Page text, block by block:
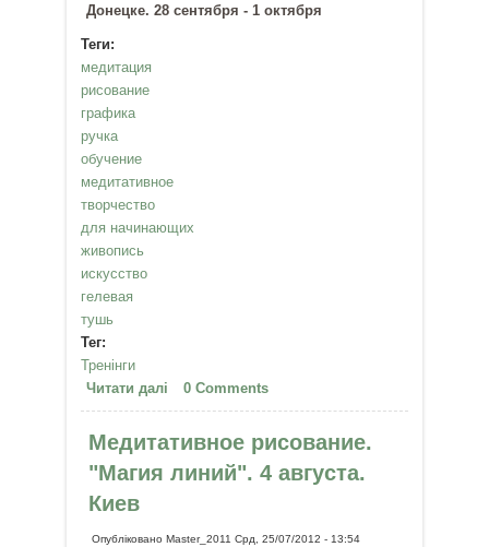
Донецке. 28 сентября - 1 октября
Теги:
медитация
рисование
графика
ручка
обучение
медитативное
творчество
для начинающих
живопись
искусство
гелевая
тушь
Тег:
Тренінги
Читати далі про Медитативное рисование в
Донецке! 28 сентября - 1 октября
0 Comments
Медитативное рисование.
"Магия линий". 4 августа.
Киев
ОпублікованоMaster_2011 Срд, 25/07/2012 - 13:54